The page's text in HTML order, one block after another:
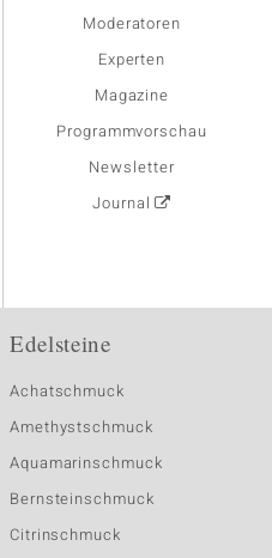
Moderatoren
Experten
Magazine
Programmvorschau
Newsletter
Journal
Edelsteine
Achatschmuck
Amethystschmuck
Aquamarinschmuck
Bernsteinschmuck
Citrinschmuck